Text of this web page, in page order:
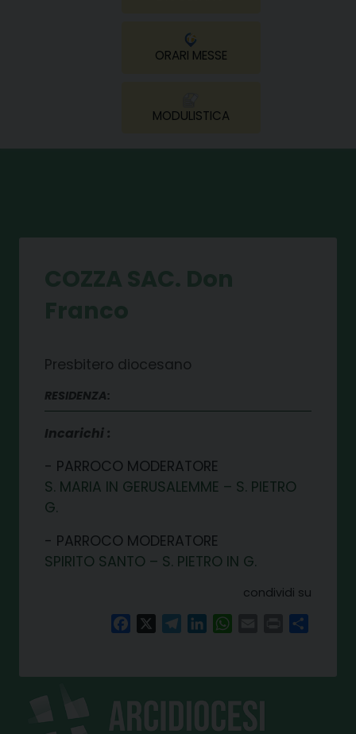
ORARI MESSE
MODULISTICA
Presbitero diocesano
RESIDENZA:
Incarichi
PARROCO MODERATORE
S. MARIA IN GERUSALEMME – S. PIETRO
G.
PARROCO MODERATORE
SPIRITO SANTO – S. PIETRO IN G.
condividi su
FacebookTelegramLinkedInWhatsAppPrint